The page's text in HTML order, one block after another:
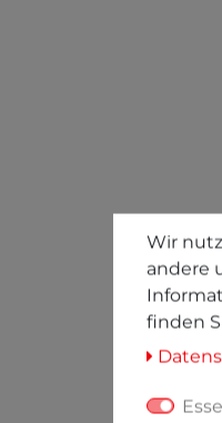
Wir
andere
finden